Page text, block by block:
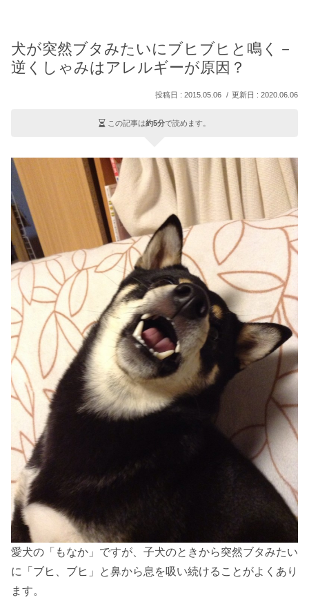
犬が突然ブタみたいにブヒブヒと鳴く－
逆くしゃみはアレルギーが原因？
2015.05.06 2020.06.06
この記事は約5分で読めます。
愛犬の「もなか」ですが、子犬のときから突然ブタみたい
に「ブヒ、ブヒ」と鼻から息を吸い続けることがよくあり
ます。